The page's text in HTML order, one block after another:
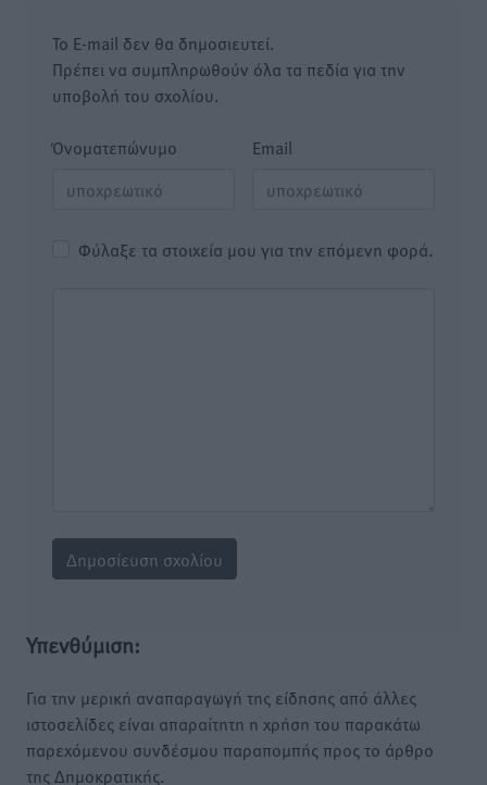
Το E-mail δεν θα δημοσιευτεί.
Πρέπει να συμπληρωθούν όλα τα πεδία για την
υποβολή του σχολίου.
Όνοματεπώνυμο Email
Φύλαξε τα στοιχεία μου για την επόμενη φορά.
Υπενθύμιση:
Για την μερική αναπαραγωγή της είδησης από άλλες
ιστοσελίδες είναι απαραίτητη η χρήση του παρακάτω
παρεχόμενου συνδέσμου παραπομπής προς το άρθρο
της Δημοκρατικής.